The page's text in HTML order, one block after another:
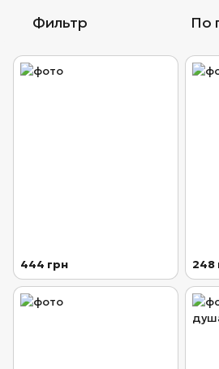
Фильтр По
444 грн 248